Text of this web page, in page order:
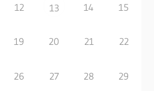
12 13 14 15
19 20 21 22
26 27 28 29